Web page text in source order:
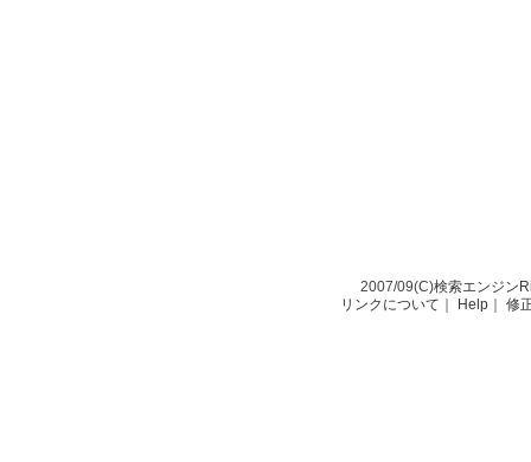
2007/09(C)検索エンジン
リンクについて
Help｜ 修